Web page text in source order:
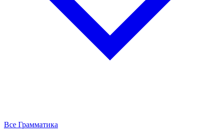
Все Грамматика